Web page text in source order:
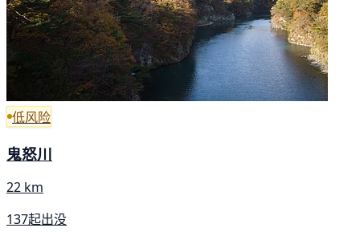
低风险
鬼怒川
22 km
137起出没